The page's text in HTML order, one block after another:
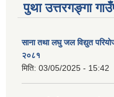
पुथा उत्तरगङ्गा
साना तथा लघु जल विद्युत
२०८१
मिति: 03/05/2025 - 15:42